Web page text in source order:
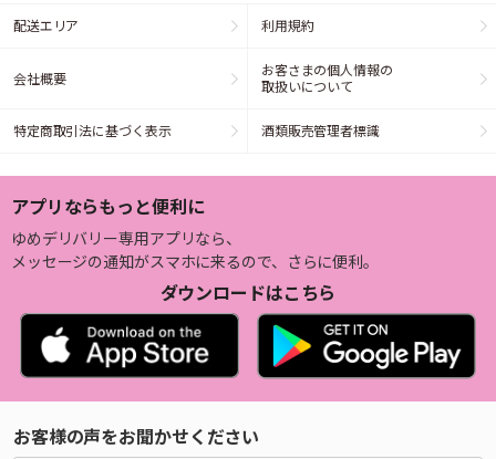
配送エリア 利用規約
会社概要
お客さまの個人情報の
取扱いについて
特定商取引法に基づく表示 酒類販売管理者標識
アプリならもっと便利に
ゆめデリバリー専用アプリなら、
メッセージの通知がスマホに来るので、さらに便利。
ダウンロードはこちら
お客様の声をお聞かせください